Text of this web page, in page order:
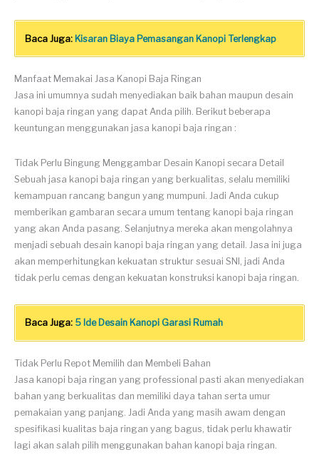
Baca Juga: Kisaran Biaya Pemasangan Kanopi Terlengkap
Manfaat Memakai Jasa Kanopi Baja Ringan
Jasa ini umumnya sudah menyediakan baik bahan maupun desain
kanopi baja ringan yang dapat Anda pilih. Berikut beberapa
keuntungan menggunakan jasa kanopi baja ringan :
Tidak Perlu Bingung Menggambar Desain Kanopi secara Detail
Sebuah jasa kanopi baja ringan yang berkualitas, selalu memiliki
kemampuan rancang bangun yang mumpuni. Jadi Anda cukup
memberikan gambaran secara umum tentang kanopi baja ringan
yang akan Anda pasang. Selanjutnya mereka akan mengolahnya
menjadi sebuah desain kanopi baja ringan yang detail. Jasa ini juga
akan memperhitungkan kekuatan struktur sesuai SNI, jadi Anda
tidak perlu cemas dengan kekuatan konstruksi kanopi baja ringan.
Baca Juga: 5 Ide Desain Kanopi Garasi Rumah
Tidak Perlu Repot Memilih dan Membeli Bahan
Jasa kanopi baja ringan yang professional pasti akan menyediakan
bahan yang berkualitas dan memiliki daya tahan serta umur
pemakaian yang panjang. Jadi Anda yang masih awam dengan
spesifikasi kualitas baja ringan yang bagus, tidak perlu khawatir
lagi akan salah pilih menggunakan bahan kanopi baja ringan.